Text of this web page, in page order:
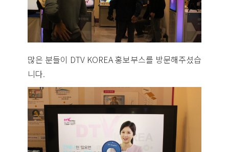
많은 분들이 DTV KOREA 홍보부스를 방문해주셨습
니다.